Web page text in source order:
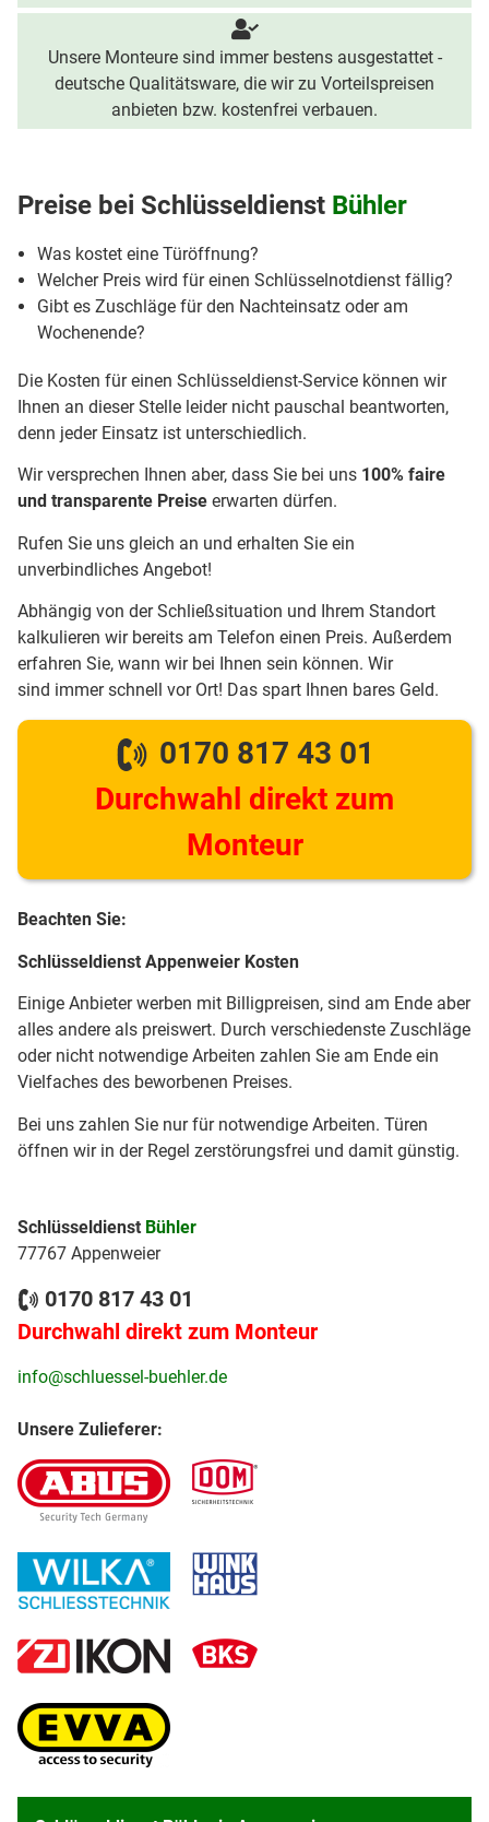
Unsere Monteure sind immer bestens ausgestattet -
deutsche Qualitätsware, die wir zu Vorteilspreisen
anbieten bzw. kostenfrei verbauen.
Preise bei Schlüsseldienst Bühler
Was kostet eine Türöffnung?
Welcher Preis wird für einen Schlüsselnotdienst fällig?
Gibt es Zuschläge für den Nachteinsatz oder am
Wochenende?
Die Kosten für einen Schlüsseldienst-Service können wir
Ihnen an dieser Stelle leider nicht pauschal beantworten,
denn jeder Einsatz ist unterschiedlich.
Wir versprechen Ihnen aber, dass Sie bei uns 100% faire
und transparente Preise erwarten dürfen.
Rufen Sie uns gleich an und erhalten Sie ein
unverbindliches Angebot!
Abhängig von der Schließsituation und Ihrem Standort
kalkulieren wir bereits am Telefon einen Preis. Außerdem
erfahren Sie, wann wir bei Ihnen sein können. Wir
sind immer schnell vor Ort! Das spart Ihnen bares Geld.
0170 817 43 01
Durchwahl direkt zum
Monteur
Beachten Sie:
Schlüsseldienst Appenweier Kosten
Einige Anbieter werben mit Billigpreisen, sind am Ende aber
alles andere als preiswert. Durch verschiedenste Zuschläge
oder nicht notwendige Arbeiten zahlen Sie am Ende ein
Vielfaches des beworbenen Preises.
Bei uns zahlen Sie nur für notwendige Arbeiten. Türen
öffnen wir in der Regel zerstörungsfrei und damit günstig.
Schlüsseldienst Bühler
77767 Appenweier
0170 817 43 01
Durchwahl direkt zum Monteur
info@schluessel-buehler.de
Unsere Zulieferer: